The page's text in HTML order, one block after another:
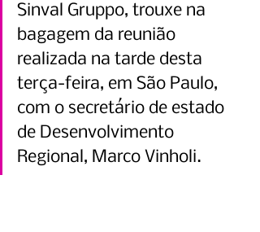
Sinval Gruppo, trouxe na
bagagem da reunião
realizada na tarde desta
terça-feira, em São Paulo,
com o secretário de estado
de Desenvolvimento
Regional, Marco Vinholi.